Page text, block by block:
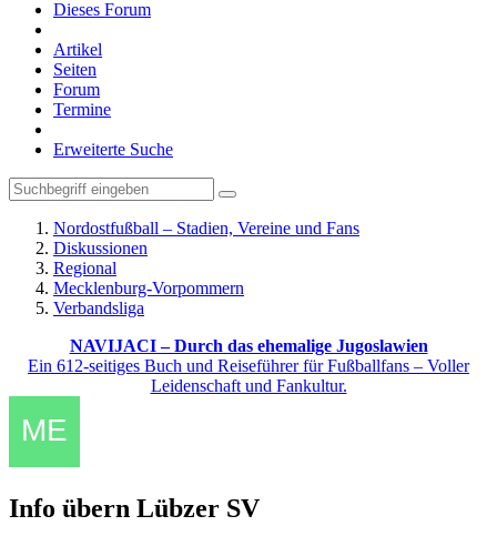
Dieses Forum
Artikel
Seiten
Forum
Termine
Erweiterte Suche
Nordostfußball – Stadien, Vereine und Fans
Diskussionen
Regional
Mecklenburg-Vorpommern
Verbandsliga
NAVIJACI – Durch das ehemalige Jugoslawien
Ein 612-seitiges Buch und Reiseführer für Fußballfans – Voller
Leidenschaft und Fankultur.
Info übern Lübzer SV